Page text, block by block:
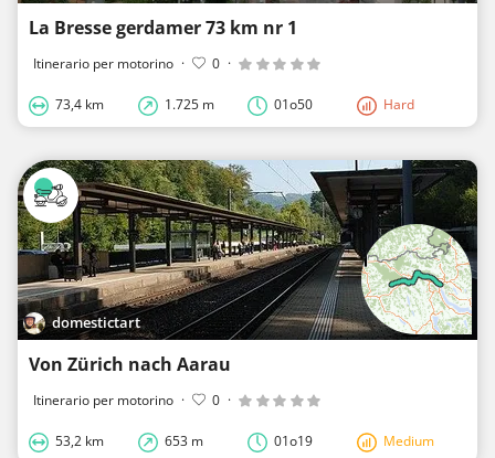
La Bresse gerdamer 73 km nr 1
Itinerario per motorino · 0 ·
73,4 km 1.725 m 01o50 Hard
domestictart
Von Zürich nach Aarau
Itinerario per motorino · 0 ·
53,2 km 653 m 01o19 Medium